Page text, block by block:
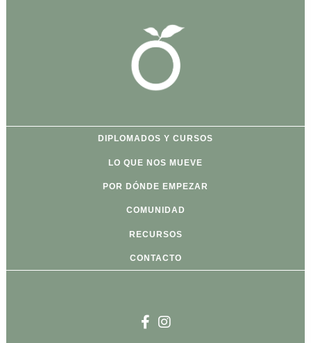
DIPLOMADOS Y CURSOS
LO QUE NOS MUEVE
POR DÓNDE EMPEZAR
COMUNIDAD
RECURSOS
CONTACTO